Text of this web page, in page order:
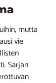
mutta
vie
Sarjan